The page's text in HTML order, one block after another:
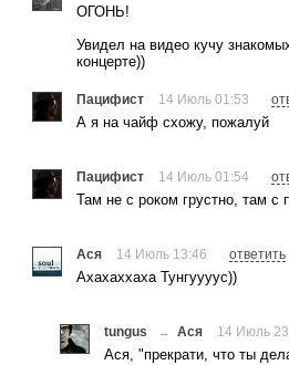
ОГОНЬ!
Увидел на видео кучу
концерте))
Пацифист 14 Июль 01:53
А я на чайф схожу, пожалуй
Пацифист 14 Июль 01:54
Там не с роком грустно, там с
Ася 14 Июль 13:46 ответить
Ахахаххаха Тунгуууус))
tungus → Ася 14 Июль
Ася, "прекрати, что ты